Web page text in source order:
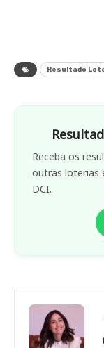
Resultado
Receba os
outras loterias
DCI.